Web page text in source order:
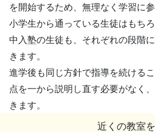
を開始するため、無理なく学習に参
小学生から通っている生徒はもち
中入塾の生徒も、それぞれの段階
きます。
進学後も同じ方針で指導を続ける
点を一から説明し直す必要がなく
きます。
近くの教室